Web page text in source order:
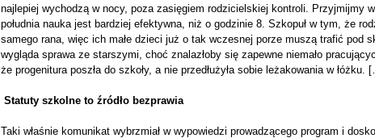
najlepiej wychodzą w nocy, poza zasięgiem rodzicielskiej kontroli. Przyjmijmy
południa nauka jest bardziej efektywna, niż o godzinie 8. Szkopuł w tym, że
samego rana, więc ich małe dzieci już o tak wczesnej porze muszą trafić pod
wygląda sprawa ze starszymi, choć znalazłoby się zapewne niemało
że progenitura poszła do szkoły, a nie przedłużyła sobie leżakowania w łóżku.
Statuty szkolne to źródło bezprawia
Taki właśnie komunikat wybrzmiał w wypowiedzi prowadzącego program i